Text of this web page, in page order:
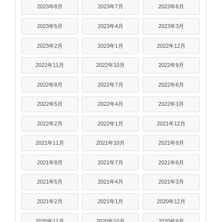
2023年8月 2023年7月 2023年6月
2023年5月 2023年4月 2023年3月
2023年2月 2023年1月 2022年12月
2022年11月 2022年10月 2022年9月
2022年8月 2022年7月 2022年6月
2022年5月 2022年4月 2022年3月
2022年2月 2022年1月 2021年12月
2021年11月 2021年10月 2021年9月
2021年8月 2021年7月 2021年6月
2021年5月 2021年4月 2021年3月
2021年2月 2021年1月 2020年12月
2020年11月 2020年10月 2020年9月